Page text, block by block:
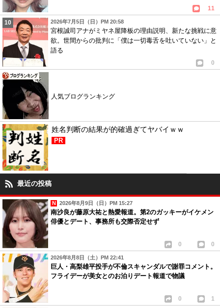
11
2026年7月5日（日）PM 20:58
宮根誠司アナがミヤネ屋降板の理由説明、新たな挑戦に意
欲。世間からの批判に「僕は一切毒舌を吐いていない」と
語る
0
人気ブログランキング
姓名判断の結果が的確過ぎてヤバイｗｗ
PR
最近の投稿
2026年8月9日（日）PM 15:27
南沙良が藤原大祐と熱愛報道。第2のガッキーがイケメン
俳優とデート、事務所も交際否定せず
0 0
2026年8月8日（土）PM 22:41
巨人・高梨雄平投手が不倫スキャンダルで謝罪コメント。
フライデーが美女とのお泊りデート報道で物議
0 1